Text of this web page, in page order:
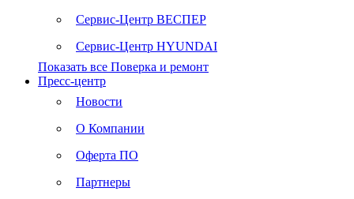
Сервис-Центр ВЕСПЕР
Сервис-Центр HYUNDAI
Показать все Поверка и ремонт
Пресс-центр
Новости
О Компании
Оферта ПО
Партнеры